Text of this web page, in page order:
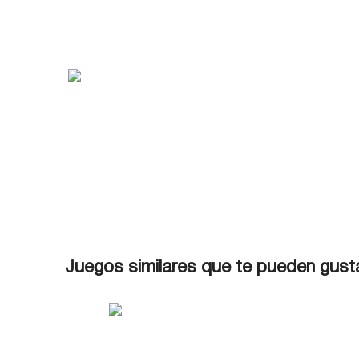
Juegos similares que te pueden